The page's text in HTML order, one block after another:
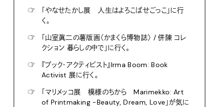
☞
「やなせたかし展 人生はよろこばせごっこ」に行
く。
☞
「山室眞二の薯版画〈かまくら博物誌〉 / 併陳 コレ
クション 暮らしの中で」に行く。
☞
『ブック・アクティビスト』Irma Boom: Book
Activist 展に行く。
☞
「マリメッコ展 模様のちから Marimekko: Art
of Printmaking -Beauty, Dream, Love」が気に